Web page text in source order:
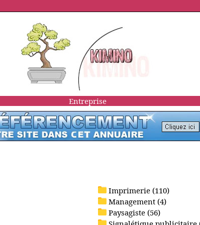
Entreprise
Imprimerie (110)
Management (4)
Paysagiste (56)